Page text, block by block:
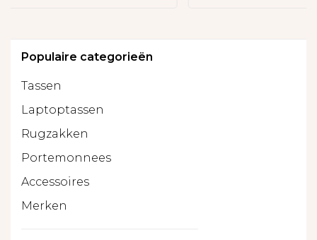
Populaire categorieën
Tassen
Laptoptassen
Rugzakken
Portemonnees
Accessoires
Merken